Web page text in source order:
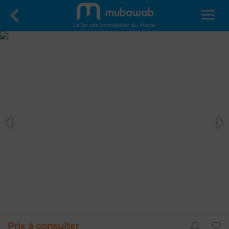
Le 1er site immobilier du Maroc
Prix à consulter